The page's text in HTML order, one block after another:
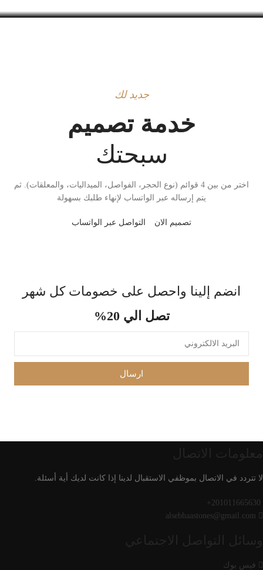
الصندوق المتقدم
جديد لك
خدمة تصميم
سبحتك
اختر من بين 4 قوائم (نوع الحجر، الفواصل، الميداليات، والمعلقات). ثم
يتم إرساله عبر الواتساب لإنهاء طلبك بسهولة
تصميم الان التواصل عبر الواتساب
انضم إلينا واحصل على خصومات كل شهر
تصل الي 20%
ارسال
لا تتردد في الاتصال بموظفي الاستقبال لدينا إذا كانت لديك أية أسئلة.
201011665630+
alsebhaastones@gmail.com
فيس بوك